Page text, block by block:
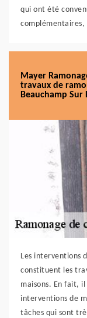
qui ont été
Mayer
travaux de
Beauchamp
Les interventions
constituent les
maisons. En fait,
interventions de
tâches qui sont